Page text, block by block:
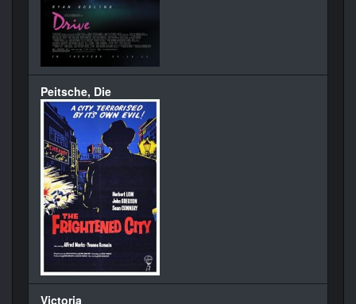
Peitsche, Die
Victoria